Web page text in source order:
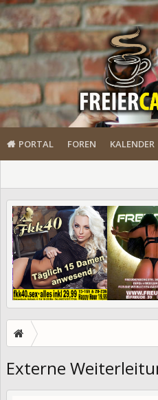
PORTAL FOREN KALENDER
Externe